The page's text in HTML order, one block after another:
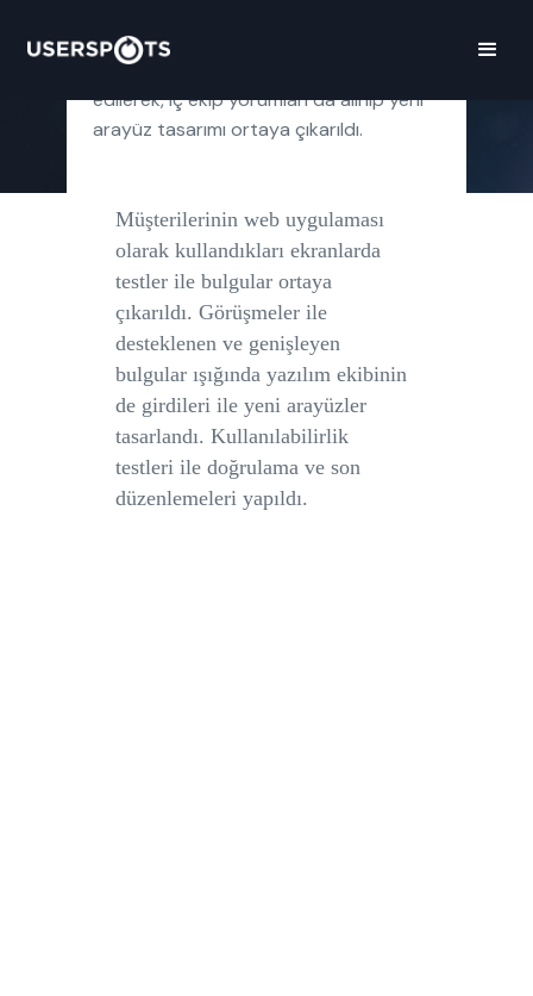
Garanti Yatırım müşterilerinin yatırımları
için kullandıkları mevcut platform test
edilerek, iç ekip yorumları da alınıp yeni
arayüz tasarımı ortaya çıkarıldı.
Müşterilerinin web uygulaması
olarak kullandıkları ekranlarda
testler ile bulgular ortaya
çıkarıldı. Görüşmeler ile
desteklenen ve genişleyen
bulgular ışığında yazılım ekibinin
de girdileri ile yeni arayüzler
tasarlandı. Kullanılabilirlik
testleri ile doğrulama ve son
düzenlemeleri yapıldı.